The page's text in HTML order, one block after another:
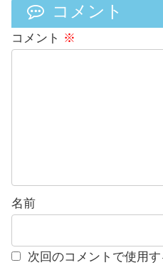
コメント
コメント ※
名前
次回のコメントで使用